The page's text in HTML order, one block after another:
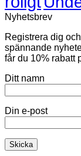
Nyhetsbrev
Registrera dig
spännande
får du 10% rabatt
Ditt namn
Din e-post